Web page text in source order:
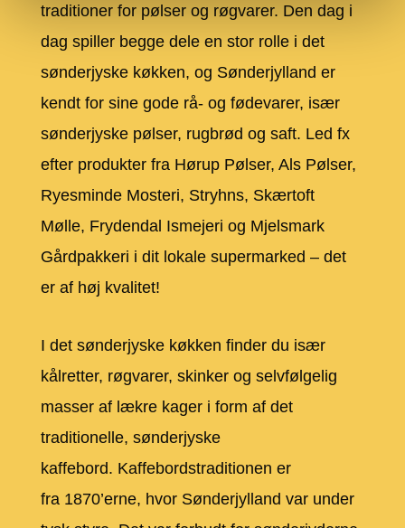
traditioner for pølser og røgvarer. Den dag i
dag spiller begge dele en stor rolle i det
sønderjyske køkken, og Sønderjylland er
kendt for sine gode rå- og fødevarer, især
sønderjyske pølser, rugbrød og saft. Led fx
efter produkter fra Hørup Pølser, Als Pølser,
Ryesminde Mosteri, Stryhns, Skærtoft
Mølle, Frydendal Ismejeri og Mjelsmark
Gårdpakkeri i dit lokale supermarked – det
er af høj kvalitet!
I det sønderjyske køkken finder du især
kålretter, røgvarer, skinker og selvfølgelig
masser af lækre kager i form af det
traditionelle, sønderjyske
kaffebord. Kaffebordstraditionen er
fra 1870’erne, hvor Sønderjylland var under